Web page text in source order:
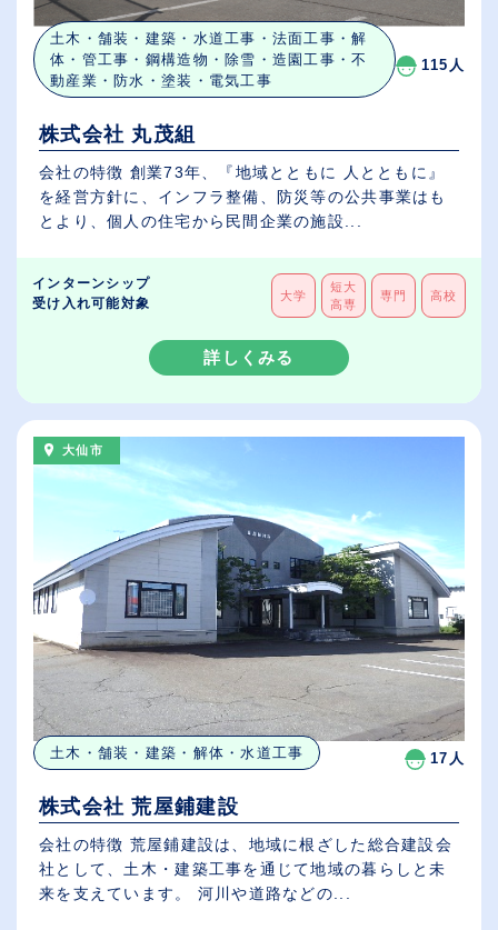
土木・舗装・建築・水道工事・法面工事・解
体・管工事・鋼構造物・除雪・造園工事・不
動産業・防水・塗装・電気工事
115人
株式会社 丸茂組
会社の特徴 創業73年、『地域とともに 人とともに』
を経営方針に、インフラ整備、防災等の公共事業はも
とより、個人の住宅から民間企業の施設...
インターンシップ
受け入れ可能対象
大学
短大
高専
専門 高校
詳しくみる
大仙市
土木・舗装・建築・解体・水道工事 17人
株式会社 荒屋鋪建設
会社の特徴 荒屋鋪建設は、地域に根ざした総合建設会
社として、土木・建築工事を通じて地域の暮らしと未
来を支えています。 河川や道路などの...